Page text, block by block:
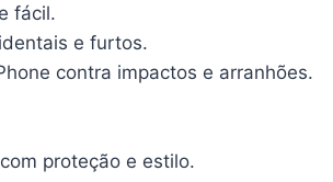
fácil.
e furtos.
contra impactos e arranhões.
proteção e estilo.